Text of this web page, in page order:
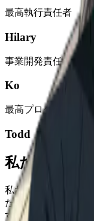
最高執行責任者
Hilary
事業開発責任者
Ko
最高プロダクト責任
Todd
私たちのチー
私たちは、プロフ
ための精密なAIツ
す。アニメーター